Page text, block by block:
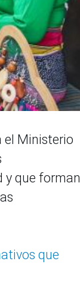
el Ministerio
y que forman
que